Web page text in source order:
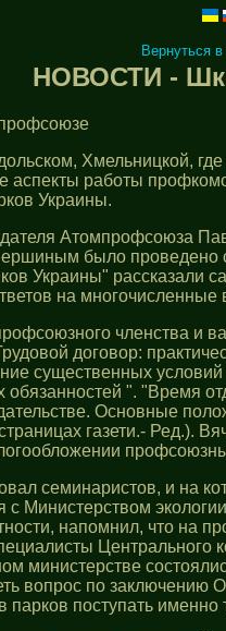
Вернуться
НОВОСТИ -
Хмельницкой,
аспекты работы
Украины.
Атомпрофсоюза
было проведено
Украины"
на
членства
договор:
существенных
". "Время
Основные
газети.-
семинаристов, и на
Министерством
напомнил, что на
министерстве
вопрос по заключению
поступать